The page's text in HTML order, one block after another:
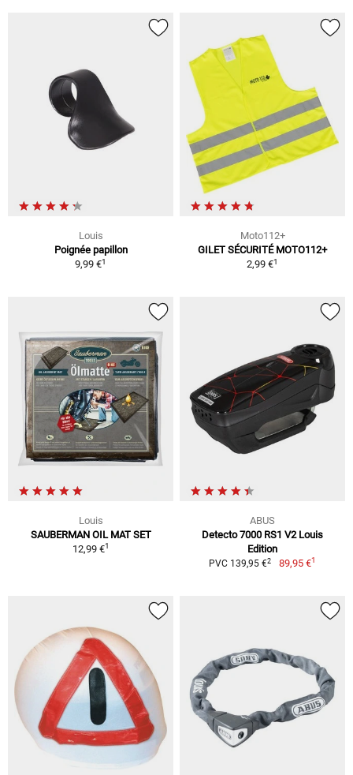
Louis
Poignée papillon
9,99 €1
Moto112+
GILET SÉCURITÉ MOTO112+
2,99 €1
Louis
SAUBERMAN OIL MAT SET
12,99 €1
ABUS
Detecto 7000 RS1 V2 Louis
Edition
PVC 139,95 €2 89,95 €1